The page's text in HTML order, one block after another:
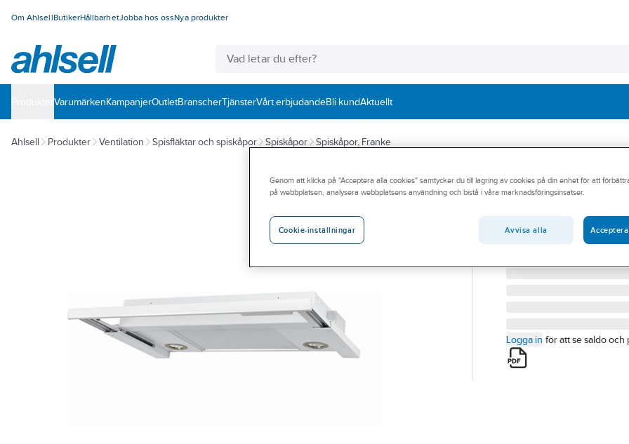
Om AhlsellButikerHållbarhetJobba hos ossNya produkter
VarumärkenKampanjerOutletBranscherTjänsterVårt erbjudandeBli kundAktuellt
Ahlsell Produkter Ventilation Spisfläktar och spiskåpor Spiskåpor Spiskåpor, Franke
FRANKE
Spiskåpa F394-
SPISKÅPA 394-12 60CM
Artikelnummer:
9001389
315.0700.084
Logga in för att se saldo och
Genom att klicka på "Acceptera alla cookies" samtycker du till lagring av cookies på din enhet för att
på webbplatsen, analysera webbplatsens användning och bistå i våra marknadsföringsinsatser.
Cookie-inställningar Avvisa alla